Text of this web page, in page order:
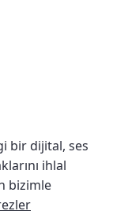
bir dijital, ses
ihlal
bizimle